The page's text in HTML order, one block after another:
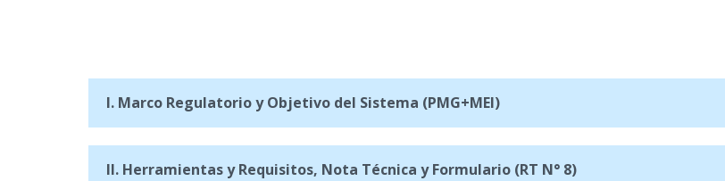
I. Marco Regulatorio y Objetivo del Sistema (PMG+MEI)
II. Herramientas y Requisitos, Nota Técnica y Formulario (RT N° 8)